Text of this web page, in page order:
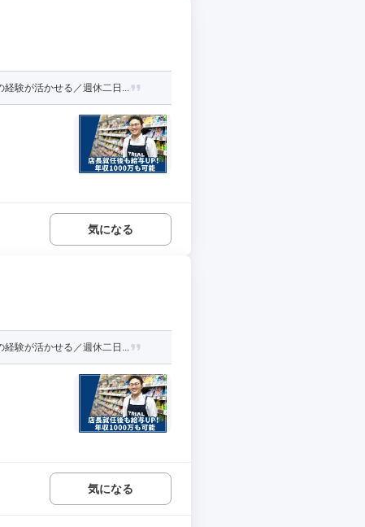
験が活かせる／週休二日...
気になる
験が活かせる／週休二日...
気になる